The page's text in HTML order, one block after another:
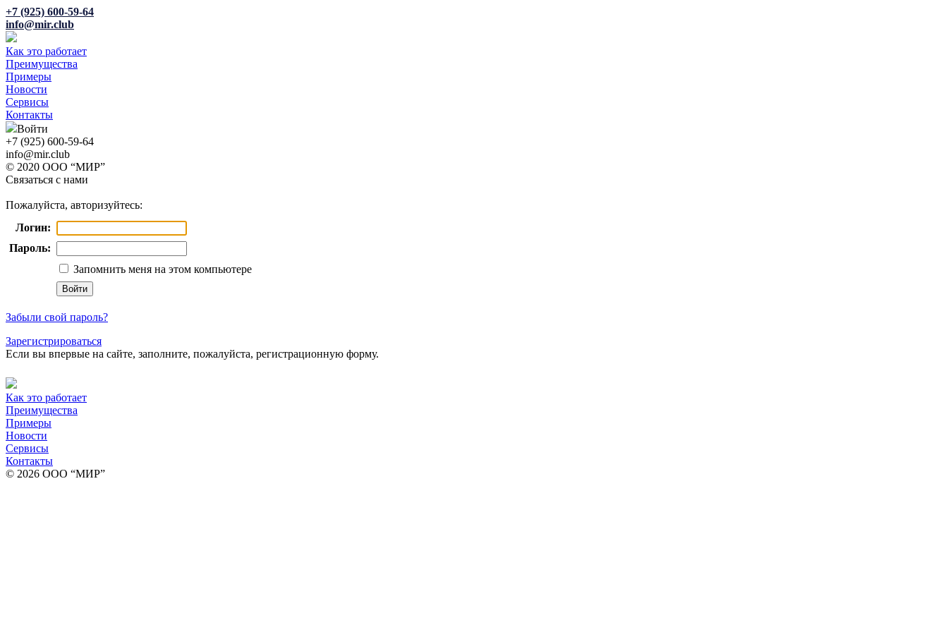
+7 (925) 600-59-64
info@mir.club
Как это работает
Преимущества
Примеры
Новости
Сервисы
Контакты
Войти
+7 (925) 600-59-64
info@mir.club
© 2020 ООО “МИР”
Связаться с нами
Пожалуйста, авторизуйтесь:
Логин:
Пароль:
Запомнить меня на этом компьютере
Забыли свой пароль?
Зарегистрироваться
Если вы впервые на сайте, заполните, пожалуйста, регистрационную форму.
Как это работает
Преимущества
Примеры
Новости
Сервисы
Контакты
© 2026 ООО “МИР”